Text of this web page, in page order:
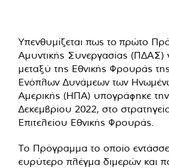
Υπενθυμίζεται πως το πρώτο
Αμυντικής Συνεργασίας (ΠΔΑΣ)
μεταξύ της Εθνικής Φρουράς
Ενόπλων Δυνάμεων των
Αμερικής (ΗΠΑ) υπογράφηκε
Δεκεμβρίου 2022, στο
Επιτελείου Εθνικής Φρουράς.
Το Πρόγραμμα το οποίο
ευρύτερο πλέγμα διμερών και